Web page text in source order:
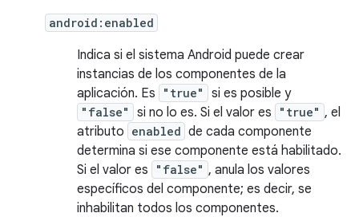
android:enabled
Indica si el sistema Android puede crear
instancias de los componentes de la
aplicación. Es
"true" si es posible y
"false" si no lo es. Si el valor es "true" , el
atributo enabled de cada componente
determina si ese componente está habilitado.
Si el valor es
"false" , anula los valores
específicos del componente; es decir, se
inhabilitan todos los componentes.